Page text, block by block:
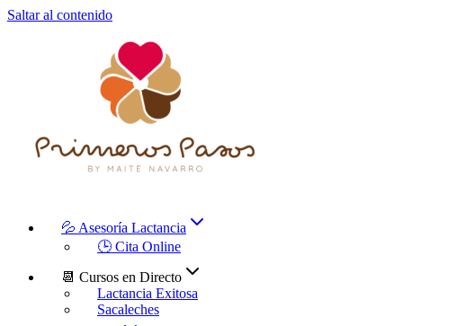
Saltar al contenido
💦 Asesoría Lactancia
🕒 Cita Online
📆 Cursos en Directo
Lactancia Exitosa
Sacaleches